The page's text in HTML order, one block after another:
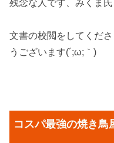
残念な人です、みくま
文書の校閲をしてくだ
うございます(´;ω;｀)
コスパ最強の焼き鳥